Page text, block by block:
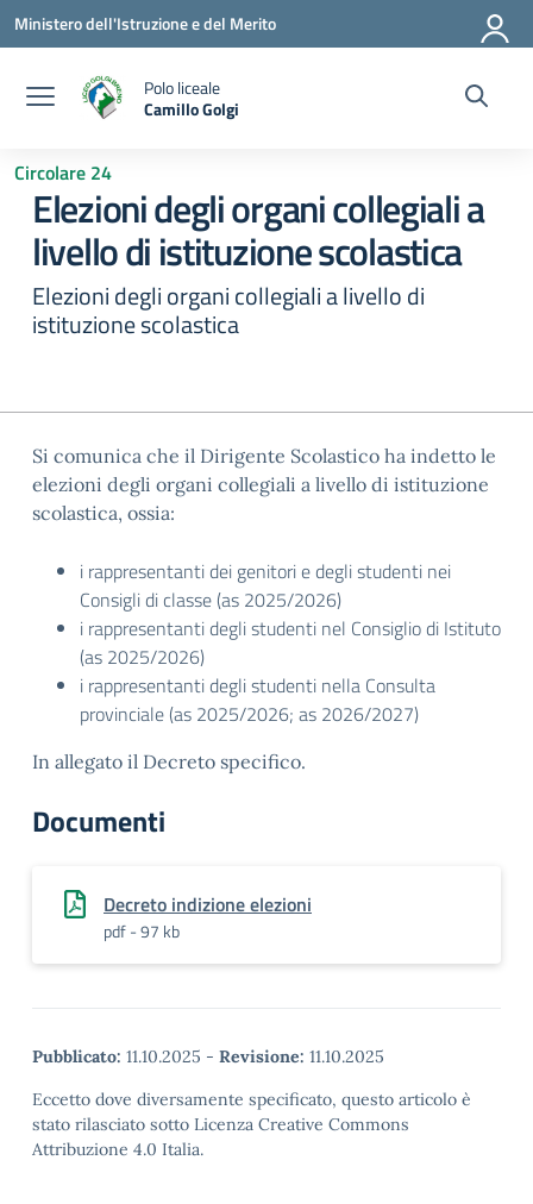
Vai ai contenuti
Vai al menu di navigazione
Vai al footer
Ministero dell'Istruzione e del Merito
Polo liceale
Camillo Golgi
— Visita la pagina iniziale della scuola
Circolare 24
Elezioni degli organi collegiali a
livello di istituzione scolastica
Elezioni degli organi collegiali a livello di
istituzione scolastica
Si comunica che il Dirigente Scolastico ha indetto le
elezioni degli organi collegiali a livello di istituzione
scolastica, ossia:
i rappresentanti dei genitori e degli studenti nei
Consigli di classe (as 2025/2026)
i rappresentanti degli studenti nel Consiglio di Istituto
(as 2025/2026)
i rappresentanti degli studenti nella Consulta
provinciale (as 2025/2026; as 2026/2027)
In allegato il Decreto specifico.
Documenti
Decreto indizione elezioni
pdf - 97 kb
Pubblicato: 11.10.2025 - Revisione: 11.10.2025
Eccetto dove diversamente specificato, questo articolo è
stato rilasciato sotto Licenza Creative Commons
Attribuzione 4.0 Italia.